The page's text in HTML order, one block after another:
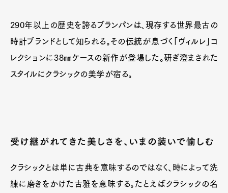
290年以上の歴史を誇るブランパンは、現存する世界最古の
時計ブランドとして知られる。その伝統が息づく「ヴィルレ」コ
レクションに38㎜ケースの新作が登場した。研ぎ澄まされた
スタイルにクラシックの美学が宿る。
受け継がれてきた美しさを、いまの装いで愉しむ
クラシックとは単に古典を意味するのではなく、時によって洗
練に磨きをかけた古雅を意味する。たとえばクラシックの名